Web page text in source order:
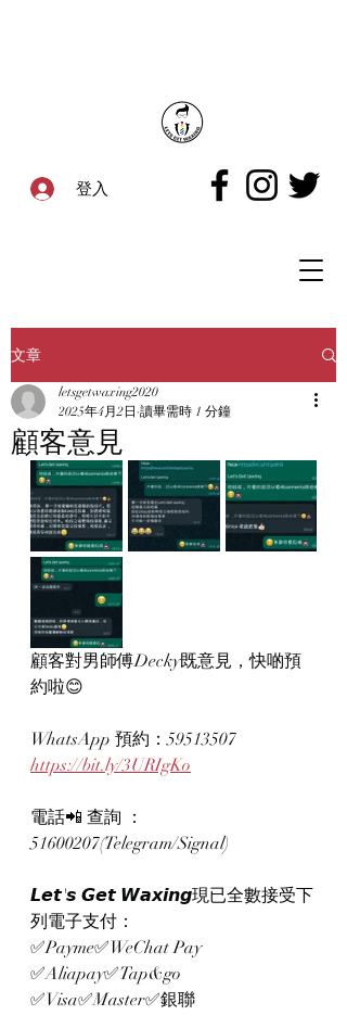
登入
文章
顧客意見
letsgetwaxing2020
2025年4月2日 讀畢需時 1 分鐘
顧客對男師傅Decky既意見，快啲預
約啦😊
WhatsApp 預約：59513507
https://bit.ly/3URIgKo
電話📲 查詢 ：
51600207(Telegram/Signal)
𝙇𝙚𝙩'𝙨 𝙂𝙚𝙩 𝙒𝙖𝙭𝙞𝙣𝙜現已全數接受下
列電子支付：
✅Payme✅WeChat Pay
✅Aliapay✅Tap&go
✅Visa✅Master✅銀聯